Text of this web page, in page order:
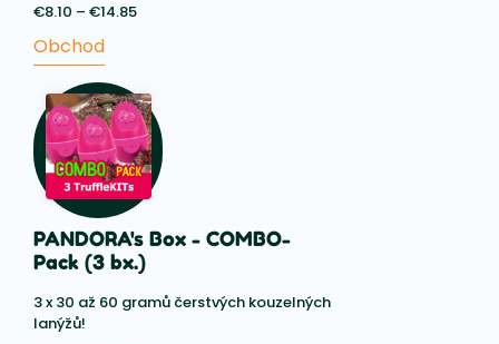
€8.10 – €14.85
€14.85
Obchod
PANDORA's Box - COMBO-
Pack (3 bx.)
3 x 30 až 60 gramů čerstvých kouzelných
lanýžů!